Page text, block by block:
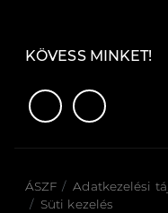
KÖVESS MINKET!
ÁSZF Adatkezelési
Süti kezelés